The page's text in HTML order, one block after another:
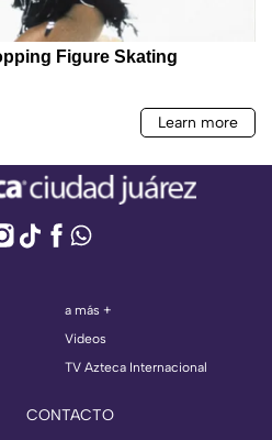
a más +
Videos
TV Azteca Internacional
CONTACTO